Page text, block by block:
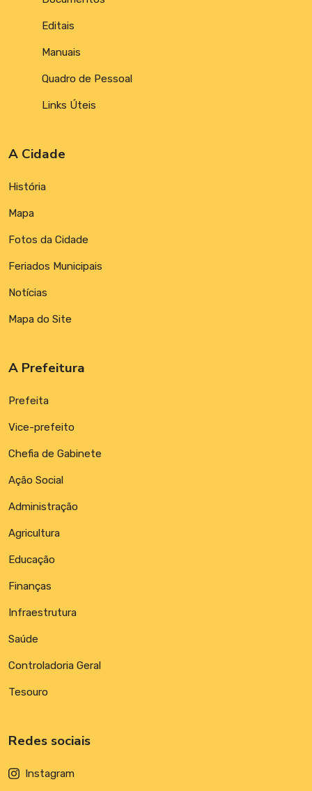
Editais
Manuais
Quadro de Pessoal
Links Úteis
A Cidade
História
Mapa
Fotos da Cidade
Feriados Municipais
Notícias
Mapa do Site
A Prefeitura
Prefeita
Vice-prefeito
Chefia de Gabinete
Ação Social
Administração
Agricultura
Educação
Finanças
Infraestrutura
Saúde
Controladoria Geral
Tesouro
Redes sociais
Instagram